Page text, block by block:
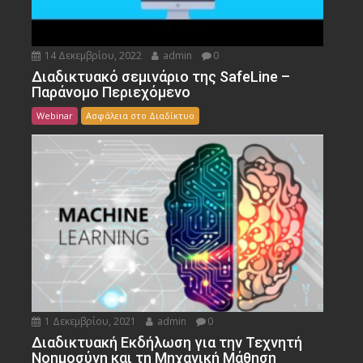
14 Δεκεμβρίου, 2022 admin 0
Διαδικτυακό σεμινάριο της SafeLine –
Παράνομο Περιεχόμενο
Webinar Ασφάλεια στο Διαδίκτυο
1 Δεκεμβρίου, 2021 admin 0
Διαδικτυακή Εκδήλωση για την Τεχνητή
Νοημοσύνη και τη Μηχανική Μάθηση